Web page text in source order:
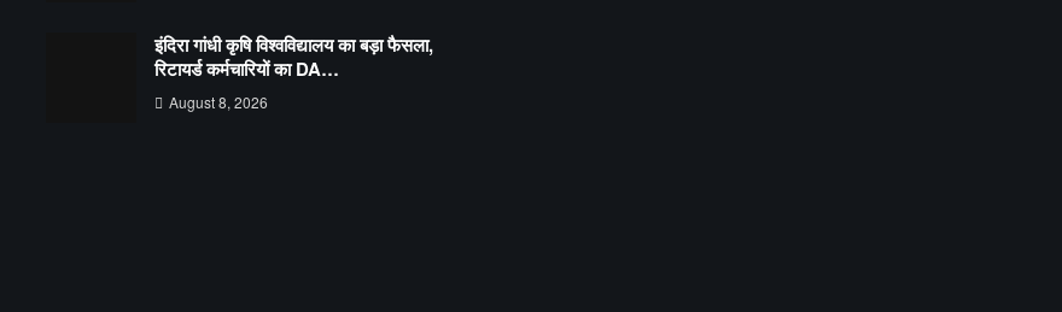
इंदिरा गांधी कृषि विश्वविद्यालय का बड़ा फैसला,
रिटायर्ड कर्मचारियों का DA…
August 8, 2026